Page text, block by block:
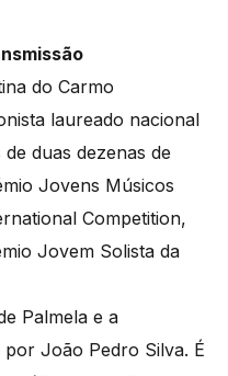
do Carmo
laureado nacional
duas dezenas de
Jovens Músicos
Competition,
Jovem Solista da
Palmela e a
João Pedro Silva. É